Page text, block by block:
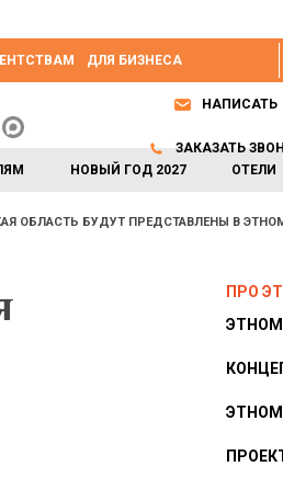
ДЛЯ БИЗНЕСА
НОВЫЙ ГОД 2027 ОТЕЛИ
НАПИСАТЬ
ЗАКАЗАТЬ
ОБЛАСТЬ БУДУТ ПРЕДСТАВЛЕНЫ В
ПРО